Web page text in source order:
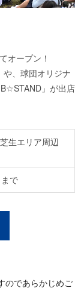
オープン！
、球団オリジナ
」が出店
生エリア周辺
で
のであらかじめご